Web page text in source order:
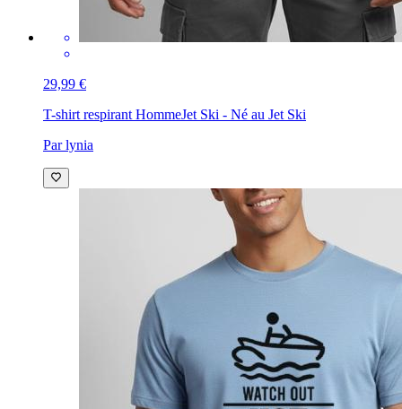
29,99 €
T-shirt respirant HommeJet Ski - Né au Jet Ski
Par lynia